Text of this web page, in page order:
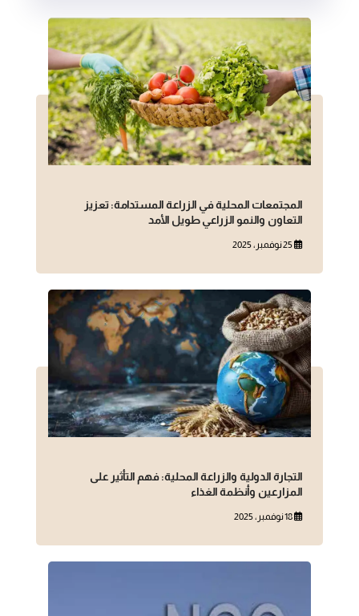
المجتمعات المحلية في الزراعة المستدامة: تعزيز
التعاون والنمو الزراعي طويل الأمد
التجارة الدولية والزراعة المحلية: فهم التأثير على
المزارعين وأنظمة الغذاء